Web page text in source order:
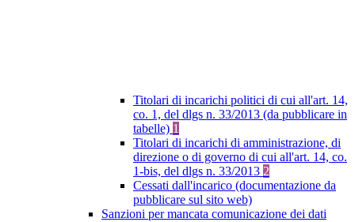
Titolari di incarichi politici di cui all'art. 14,
co. 1, del dlgs n. 33/2013 (da pubblicare in
tabelle) 1
Titolari di incarichi di amministrazione, di
direzione o di governo di cui all'art. 14, co.
1-bis, del dlgs n. 33/2013 2
Cessati dall'incarico (documentazione da
pubblicare sul sito web)
Sanzioni per mancata comunicazione dei dati